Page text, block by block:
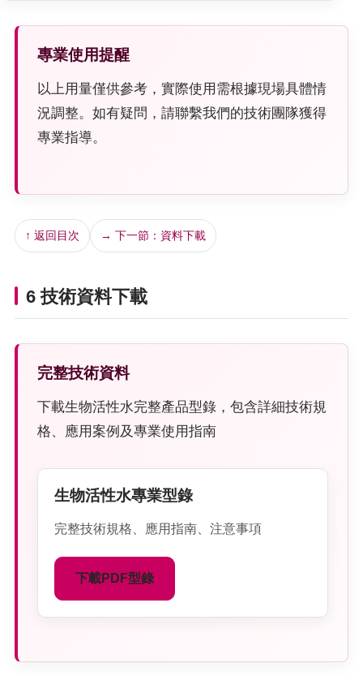
專業使用提醒
以上用量僅供參考，實際使用需根據現場具體情
況調整。如有疑問，請聯繫我們的技術團隊獲得
專業指導。
↑ 返回目次 → 下一節：資料下載
6 技術資料下載
完整技術資料
下載生物活性水完整產品型錄，包含詳細技術規
格、應用案例及專業使用指南
生物活性水專業型錄
完整技術規格、應用指南、注意事項
下載PDF型錄